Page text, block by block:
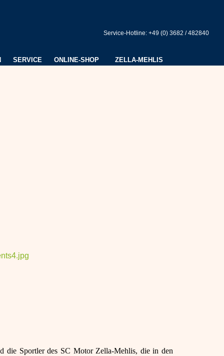
Service-Hotline: +49 (0) 3682 / 482840
SERVICE ONLINE-SHOP ZELLA-MEHLIS
die Sportler des SC Motor Zella‐Mehlis, die in den